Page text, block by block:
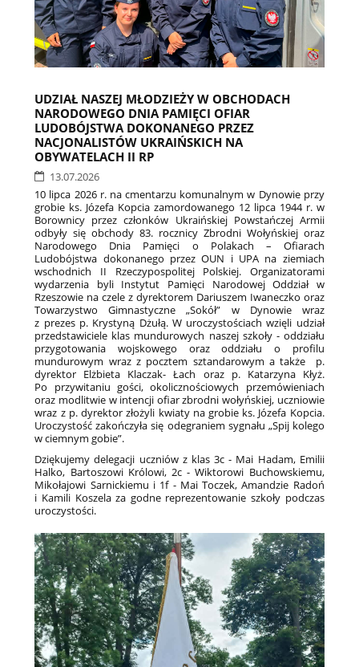
UDZIAŁ NASZEJ MŁODZIEŻY W OBCHODACH
NARODOWEGO DNIA PAMIĘCI OFIAR
LUDOBÓJSTWA DOKONANEGO PRZEZ
NACJONALISTÓW UKRAIŃSKICH NA
OBYWATELACH II RP
13.07.2026
10 lipca 2026 r. na cmentarzu komunalnym w Dynowie przy
grobie ks. Józefa Kopcia zamordowanego 12 lipca 1944 r. w
Borownicy przez członków Ukraińskiej Powstańczej Armii
odbyły się obchody 83. rocznicy Zbrodni Wołyńskiej oraz
Narodowego Dnia Pamięci o Polakach – Ofiarach
Ludobójstwa dokonanego przez OUN i UPA na ziemiach
wschodnich II Rzeczypospolitej Polskiej. Organizatorami
wydarzenia byli Instytut Pamięci Narodowej Oddział w
Rzeszowie na czele z dyrektorem Dariuszem Iwaneczko oraz
Towarzystwo Gimnastyczne „Sokół” w Dynowie wraz
z prezes p. Krystyną Dżułą. W uroczystościach wzięli udział
przedstawiciele klas mundurowych naszej szkoły - oddziału
przygotowania wojskowego oraz oddziału o profilu
mundurowym wraz z pocztem sztandarowym a także p.
dyrektor Elżbieta Klaczak- Łach oraz p. Katarzyna Kłyż.
Po przywitaniu gości, okolicznościowych przemówieniach
oraz modlitwie w intencji ofiar zbrodni wołyńskiej, uczniowie
wraz z p. dyrektor złożyli kwiaty na grobie ks. Józefa Kopcia.
Uroczystość zakończyła się odegraniem sygnału „Spij kolego
w ciemnym gobie”.
Dziękujemy delegacji uczniów z klas 3c - Mai Hadam, Emilii
Halko, Bartoszowi Królowi, 2c - Wiktorowi Buchowskiemu,
Mikołajowi Sarnickiemu i 1f - Mai Toczek, Amandzie Radoń
i Kamili Koszela za godne reprezentowanie szkoły podczas
uroczystości.